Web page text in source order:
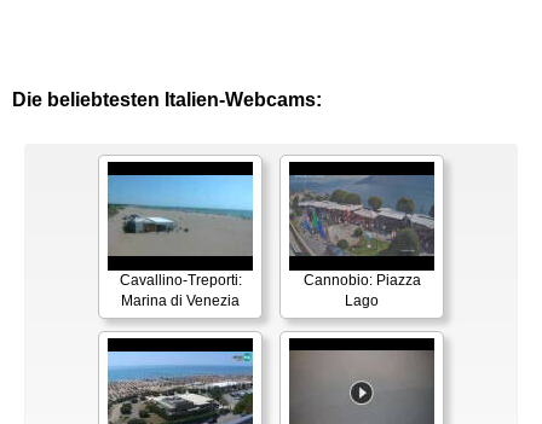
Die beliebtesten Italien-Webcams:
Cavallino-Treporti:
Marina di Venezia
Cannobio: Piazza
Lago